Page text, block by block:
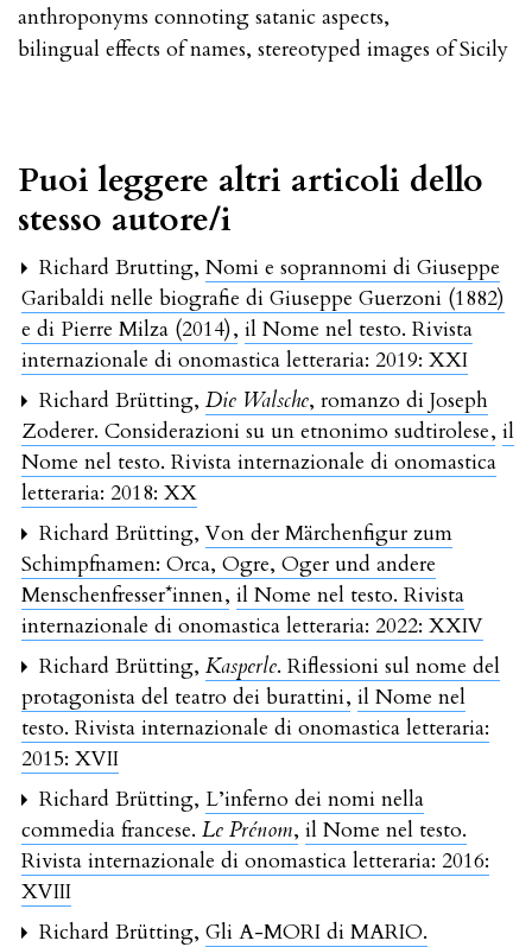
anthroponyms connoting satanic aspects,
bilingual effects of names, stereotyped images of Sicily
Puoi leggere altri articoli dello
stesso autore/i
Richard Brutting, Nomi e soprannomi di Giuseppe
Garibaldi nelle biografie di Giuseppe Guerzoni (1882)
e di Pierre Milza (2014), il Nome nel testo. Rivista
internazionale di onomastica letteraria: 2019: XXI
Richard Brütting, Die Walsche, romanzo di Joseph
Zoderer. Considerazioni su un etnonimo sudtirolese, il
Nome nel testo. Rivista internazionale di onomastica
letteraria: 2018: XX
Richard Brütting,Von der Märchenfigur zum
Schimpfnamen: Orca, Ogre, Oger und andere
Menschenfresser*innen, il Nome nel testo. Rivista
internazionale di onomastica letteraria: 2022: XXIV
Richard Brütting, Kasperle. Riflessioni sul nome del
protagonista del teatro dei burattini, il Nome nel
testo. Rivista internazionale di onomastica letteraria:
2015: XVII
Richard Brütting, L’inferno dei nomi nella
commedia francese. Le Prénom, il Nome nel testo.
Rivista internazionale di onomastica letteraria: 2016:
XVIII
Richard Brütting, Gli A-MORI di MARIO.